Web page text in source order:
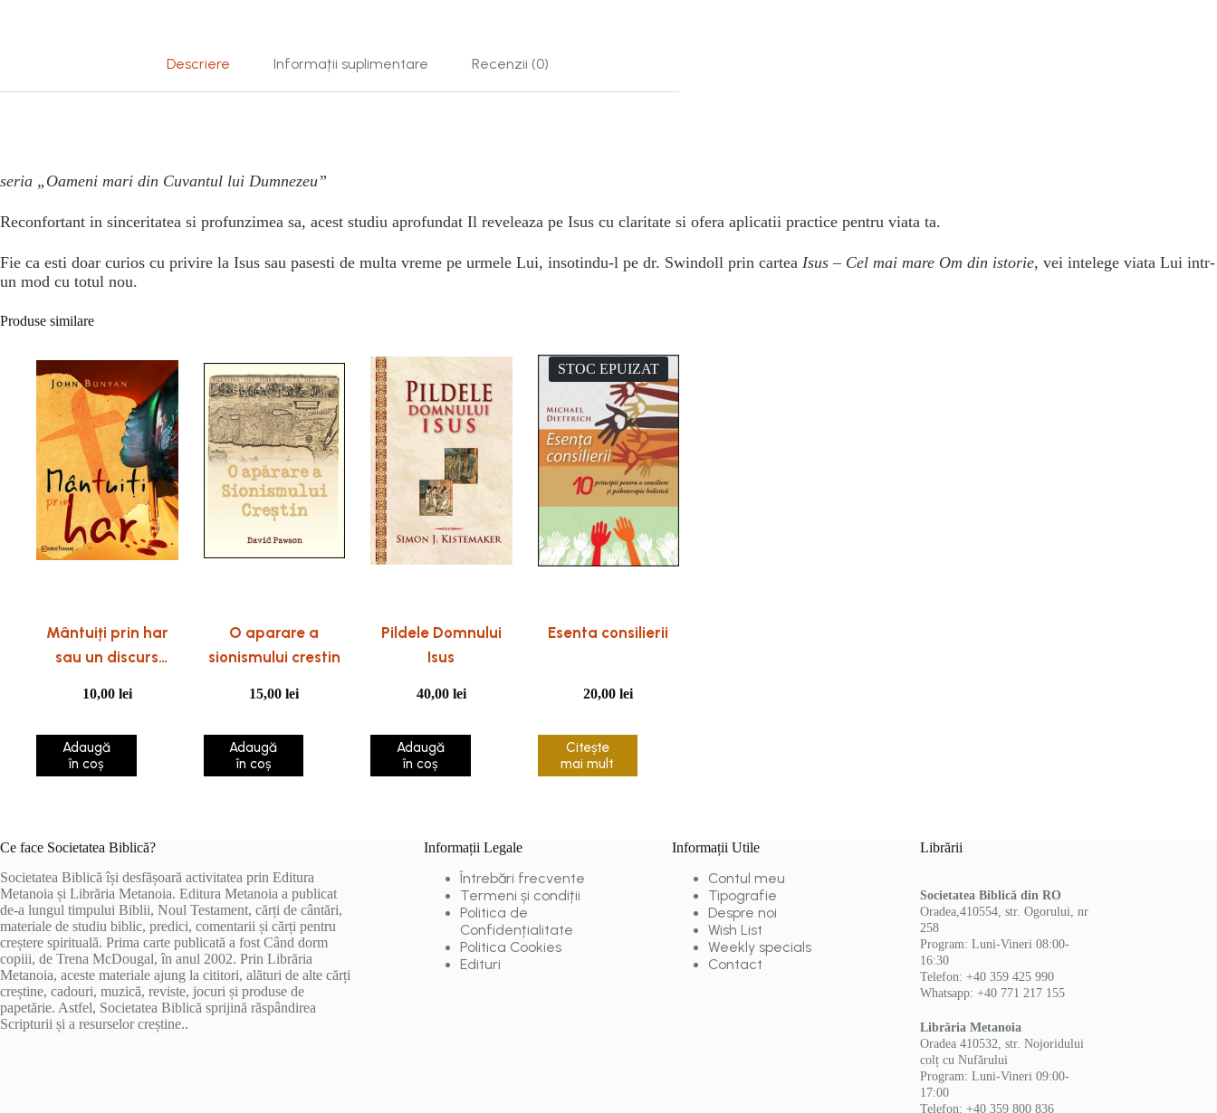
Descriere Informații suplimentare Recenzii (0)
seria „Oameni mari din Cuvantul lui Dumnezeu”
Reconfortant in sinceritatea si profunzimea sa, acest studiu aprofundat Il reveleaza pe Isus cu claritate si ofera aplicatii practice pentru viata ta.
Fie ca esti doar curios cu privire la Isus sau pasesti de multa vreme pe urmele Lui, insotindu-l pe dr. Swindoll prin cartea Isus – Cel mai mare Om din istorie, vei intelege viata Lui intr-
un mod cu totul nou.
Produse similare
Mântuiți prin har
sau un discurs
Dumnezeu
10,00 lei
Adaugă
în coș
O aparare a
sionismului crestin
15,00lei
Adaugă
în coș
Pildele Domnului
Isus
40,00 lei
Adaugă
în coș
STOC EPUIZAT
Esenta consilierii
20,00lei
Citește
mai mult
Ce face Societatea Biblică?
Societatea Biblică își desfășoară activitatea prin Editura
Metanoia și Librăria Metanoia. Editura Metanoia a publicat
de-a lungul timpului Biblii, Noul Testament, cărți de cântări,
materiale de studiu biblic, predici, comentarii și cărți pentru
creștere spirituală. Prima carte publicată a fost Când dorm
copiii, de Trena McDougal, în anul 2002. Prin Librăria
Metanoia, aceste materiale ajung la cititori, alături de alte cărți
creștine, cadouri, muzică, reviste, jocuri și produse de
papetărie. Astfel, Societatea Biblică sprijină răspândirea
Scripturii și a resurselor creștine..
Informații Legale
Întrebări frecvente
Termeni și condiții
Politica de
Confidențialitate
Politica Cookies
Edituri
Informații Utile
Contul meu
Tipografie
Despre noi
Wish List
Weekly specials
Contact
Librării
Societatea Biblică din RO
Oradea,410554, str. Ogorului, nr
258
Program: Luni-Vineri 08:00-
16:30
Telefon: +40 359 425 990
Whatsapp: +40 771 217 155
Librăria Metanoia
Oradea 410532, str. Nojoridului
colț cu Nufărului
Program: Luni-Vineri 09:00-
17:00
Telefon: +40 359 800 836